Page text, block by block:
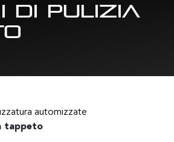
di pulizia
automizzate
tappeto